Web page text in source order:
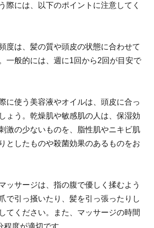
際には、以下のポイントに注意してく
度は、髪の質や頭皮の状態に合わせて
一般的には、週に1回から2回が目安で
に使う美容液やオイルは、頭皮に合っ
ょう。乾燥肌や敏感肌の人は、保湿効
激の少ないものを、脂性肌やニキビ肌
としたものや殺菌効果のあるものをお
ッサージは、指の腹で優しく揉むよう
で引っ掻いたり、髪を引っ張ったりし
てください。また、マッサージの時間
度が適切です。